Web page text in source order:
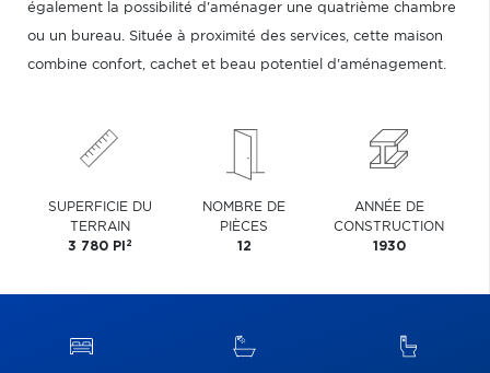
également la possibilité d'aménager une quatrième chambre
ou un bureau. Située à proximité des services, cette maison
combine confort, cachet et beau potentiel d'aménagement.
SUPERFICIE DU
TERRAIN
3 780 PI 2
NOMBRE DE
PIÈCES
12
ANNÉE DE
CONSTRUCTION
1930